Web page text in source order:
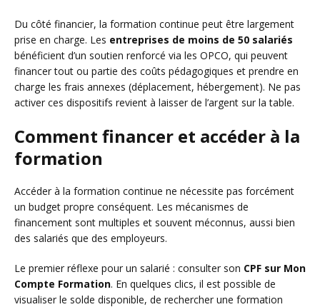
Du côté financier, la formation continue peut être largement
prise en charge. Les entreprises de moins de 50 salariés
bénéficient d’un soutien renforcé via les OPCO, qui peuvent
financer tout ou partie des coûts pédagogiques et prendre en
charge les frais annexes (déplacement, hébergement). Ne pas
activer ces dispositifs revient à laisser de l’argent sur la table.
Comment financer et accéder à la
formation
Accéder à la formation continue ne nécessite pas forcément
un budget propre conséquent. Les mécanismes de
financement sont multiples et souvent méconnus, aussi bien
des salariés que des employeurs.
Le premier réflexe pour un salarié : consulter son CPF sur Mon
Compte Formation. En quelques clics, il est possible de
visualiser le solde disponible, de rechercher une formation